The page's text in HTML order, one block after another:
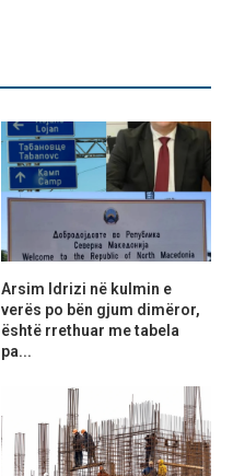
Arsim Idrizi në kulmin e
verës po bën gjum dimëror,
është rrethuar me tabela
pa...